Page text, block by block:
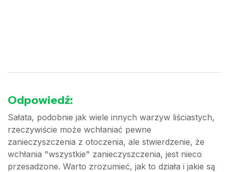
Odpowiedź:
Sałata, podobnie jak wiele innych warzyw liściastych,
rzeczywiście może wchłaniać pewne
zanieczyszczenia z otoczenia, ale stwierdzenie, że
wchłania "wszystkie" zanieczyszczenia, jest nieco
przesadzone. Warto zrozumieć, jak to działa i jakie są